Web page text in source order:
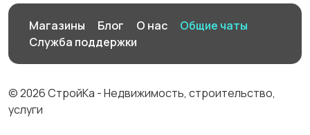
Магазины Блог О нас
Общие чаты
Служба поддержки
© 2026 СтройКа - Недвижимость, строительство,
услуги